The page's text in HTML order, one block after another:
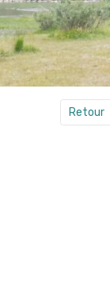
Retour